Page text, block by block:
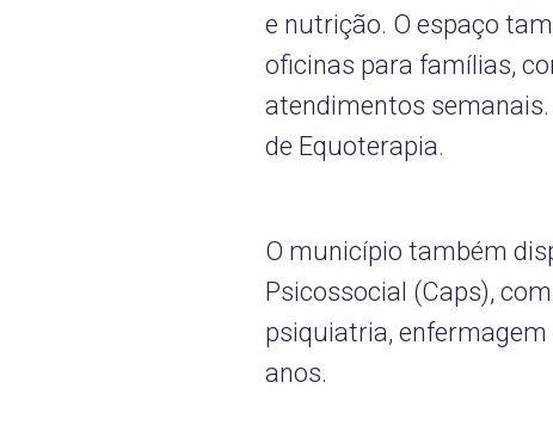
e nutrição. O espaço
oficinas para famílias,
atendimentos
de Equoterapia.
O município também
Psicossocial (Caps),
psiquiatria,
anos.